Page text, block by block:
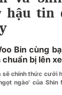
hậu tin
Bin cùng
bị lên
sẽ chính thức cưới
ngào' của Shin